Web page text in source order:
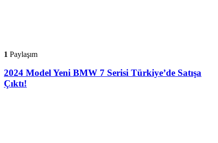
1 Paylaşım
2024 Model Yeni BMW 7 Serisi Türkiye’de Satışa
Çıktı!